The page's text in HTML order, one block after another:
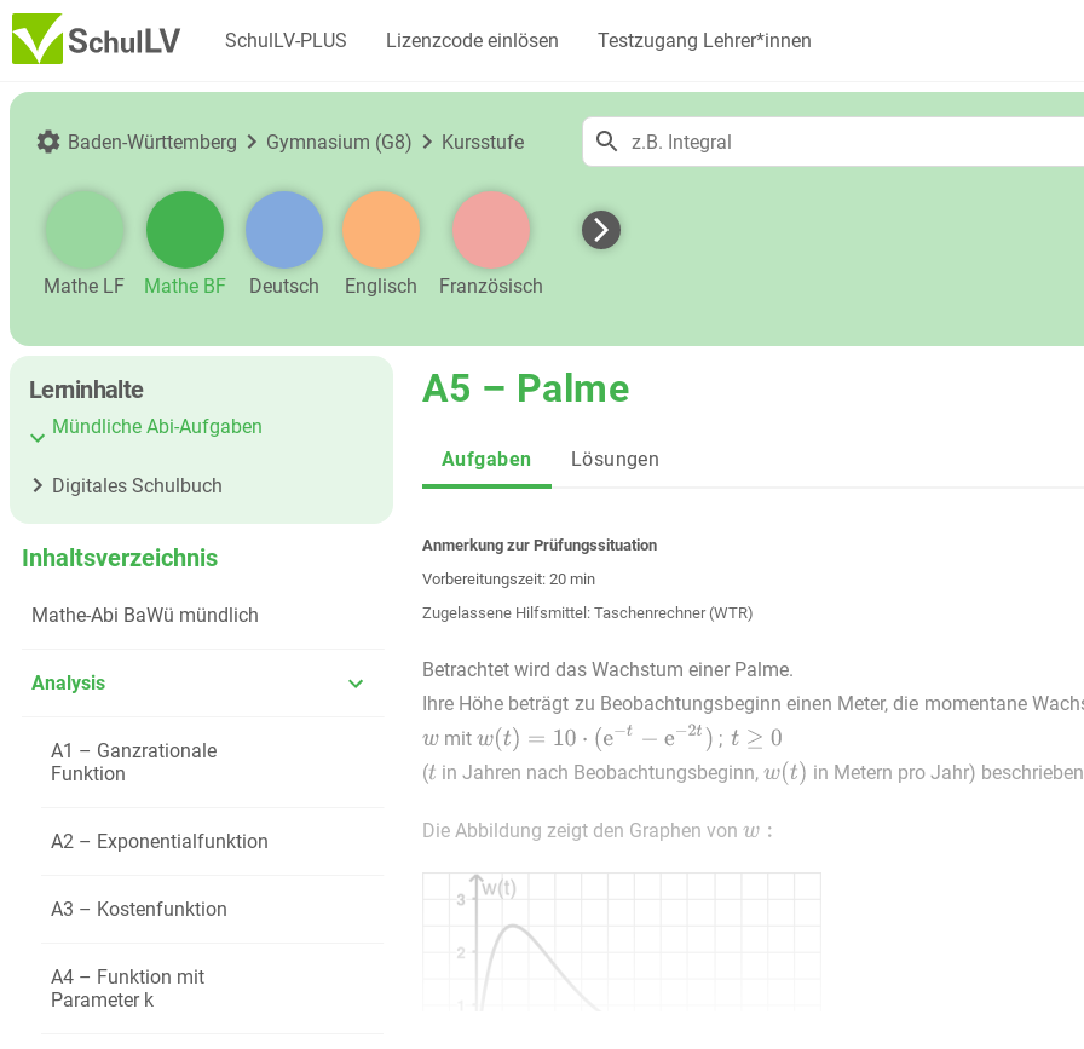
SchulLV-PLUS Lizenzcode einlösen Testzugang Lehrer*innen
Baden-Württemberg Gymnasium (G8) Kursstufe
Mathe LF Mathe BF Deutsch Englisch Französisch
Lerninhalte
Mündliche Abi-Aufgaben
Digitales Schulbuch
Inhaltsverzeichnis
Mathe-Abi BaWü mündlich
Analysis
A1 – Ganzrationale
Funktion
A2 – Exponentialfunktion
A3 – Kostenfunktion
A4 – Funktion mit
Parameter k
A5 – Palme
Aufgaben Lösungen
Anmerkung zur Prüfungssituation
Vorbereitungszeit: 20 min
Zugelassene Hilfsmittel: Taschenrechner (WTR)
Betrachtet wird das Wachstum einer Palme.
Ihre Höhe beträgt zu Beobachtungsbeginn einen Meter, die momentane
mit
;
(
in Jahren nach Beobachtungsbeginn, in Metern pro Jahr)
Die Abbildung zeigt den Graphen von